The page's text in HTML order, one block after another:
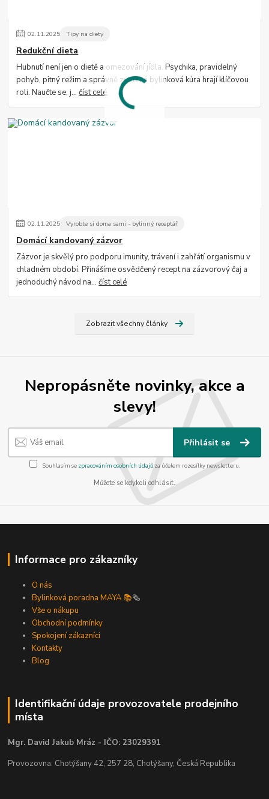
02.11.2025 Tipy na diety
Redukční dieta
Hubnutí není jen o dietě a omezování jídla. Psychika, pravidelný
pohyb, pitný režim a správně zvolená bylinková kúra hrají klíčovou
roli. Naučte se, j...číst celé
02.11.2025 Vyrobte si doma sami - bylinný receptář
Domácí kandovaný zázvor
Zázvor je skvělý pro podporu imunity, trávení i zahřátí organismu v
chladném období. Přinášíme osvědčený recept na zázvorový čaj a
jednoduchý návod na...číst celé
Zobrazit všechny články
Nepropásněte novinky, akce a
slevy!
Přihlásit se
Souhlasím se zpracováním osobních údajůza účelem rozesílky newsletteru.
Můžete se kdykoli odhlásit.
Informace pro zákazníky
O nás
Bylinková poradna MAYA 📚🗞️
Vše o nákupu
Obchodní podmínky
Spokojení zákazníci
Kontakty
Blog
Identifikační údaje provozovatele prodejního
místa
Mgr. David Jakub Mráz - IČO: 23029391
Provozovna: Chotýšany 42, 257 28, Chotýšany, Česká Republika